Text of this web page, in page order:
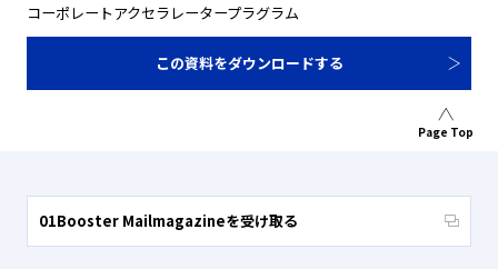
コーポレートアクセラレータープラグラム
この資料をダウンロードする
Page Top
01Booster Mailmagazineを受け取る